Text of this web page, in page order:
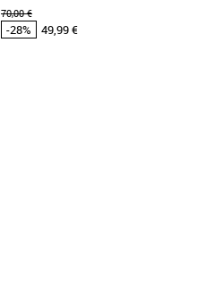
70,00 €
-28% 49,99 €